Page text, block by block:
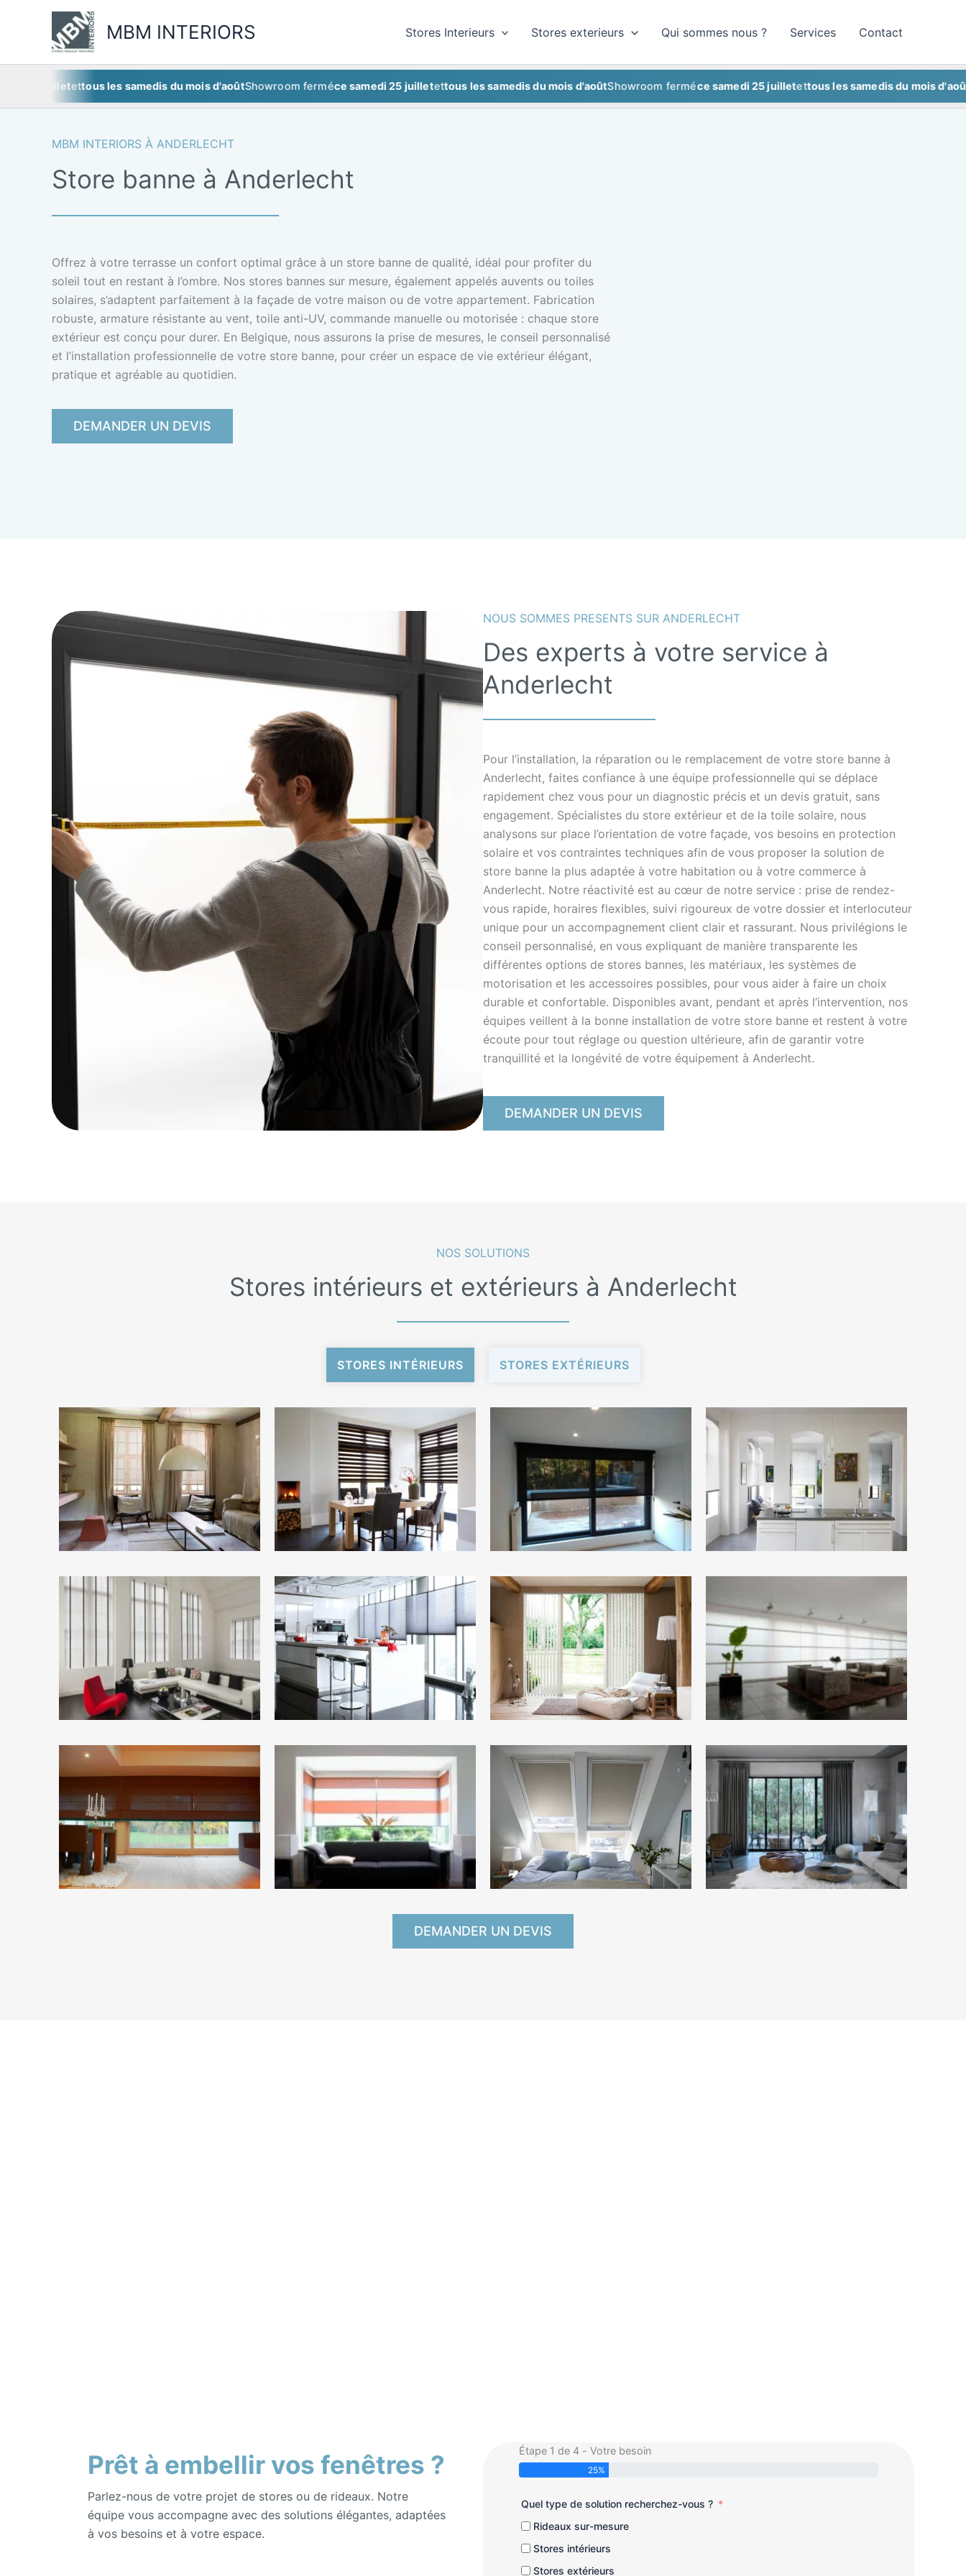
MBM INTERIORS Stores Interieurs Stores exterieurs Qui sommes nous ? Services Contact
tous les samedis du mois d'aoûtShowroom fermé ce samedi 25 juilletettous les samedis du mois d'août Showroom fermé ce samedi 25 juilletettous les samedis du mois d'août
MBM INTERIORS À ANDERLECHT
Store banne à Anderlecht
Offrez à votre terrasse un confort optimal grâce à un store banne de qualité, idéal pour profiter du
soleil tout en restant à l’ombre. Nos stores bannes sur mesure, également appelés auvents ou toiles
solaires, s’adaptent parfaitement à la façade de votre maison ou de votre appartement. Fabrication
robuste, armature résistante au vent, toile anti-UV, commande manuelle ou motorisée : chaque store
extérieur est conçu pour durer. En Belgique, nous assurons la prise de mesures, le conseil personnalisé
et l’installation professionnelle de votre store banne, pour créer un espace de vie extérieur élégant,
pratique et agréable au quotidien.
DEMANDER UN DEVIS
NOUS SOMMES PRESENTS SUR ANDERLECHT
Des experts à votre service à
Anderlecht
Pour l’installation, la réparation ou le remplacement de votre store banne à
Anderlecht, faites confiance à une équipe professionnelle qui se déplace
rapidement chez vous pour un diagnostic précis et un devis gratuit, sans
engagement. Spécialistes du store extérieur et de la toile solaire, nous
analysons sur place l’orientation de votre façade, vos besoins en protection
solaire et vos contraintes techniques afin de vous proposer la solution de
store banne la plus adaptée à votre habitation ou à votre commerce à
Anderlecht. Notre réactivité est au cœur de notre service : prise de rendez-
vous rapide, horaires flexibles, suivi rigoureux de votre dossier et interlocuteur
unique pour un accompagnement client clair et rassurant. Nous privilégions le
conseil personnalisé, en vous expliquant de manière transparente les
différentes options de stores bannes, les matériaux, les systèmes de
motorisation et les accessoires possibles, pour vous aider à faire un choix
durable et confortable. Disponibles avant, pendant et après l’intervention, nos
équipes veillent à la bonne installation de votre store banne et restent à votre
écoute pour tout réglage ou question ultérieure, afin de garantir votre
tranquillité et la longévité de votre équipement à Anderlecht.
DEMANDER UN DEVIS
NOS SOLUTIONS
Stores intérieurs et extérieurs à Anderlecht
STORES INTÉRIEURS STORES EXTÉRIEURS
DEMANDER UN DEVIS
Prêt à embellir vos fenêtres ?
Parlez-nous de votre projet de stores ou de rideaux. Notre
équipe vous accompagne avec des solutions élégantes, adaptées
à vos besoins et à votre espace.
Étape 1 de 4 - Votre besoin
25%
Quel type de solution recherchez-vous ?
Rideaux sur-mesure
Stores intérieurs
Stores extérieurs